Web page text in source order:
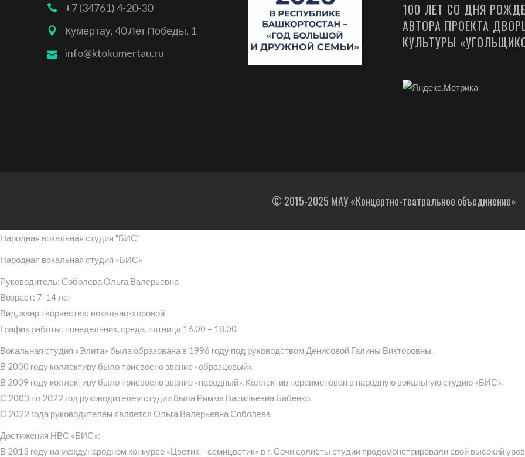
+7 (34761) 4-20-30
Кумертау, 40 Лет Победы, 1
info@ktokumertau.ru
100 ЛЕТ СО ДНЯ
АВТОРА ПРОЕКТА
КУЛЬТУРЫ
© 2015-2025 МАУ «Концертно-театральное объединение»
Народная вокальная студия "БИС"
Народная вокальная студия «БИС»
Руководитель: Соболева Ольга Валерьевна
Возраст: 7-14 лет
Вид, жанр творчества: вокально-хоровой
График работы: понедельник, среда, пятница 16.00 – 18.00
Вокальная студия «Элита» была образована в 1996 году под руководством Денисовой Галины Викторовны.
В 2000 году коллективу было присвоено звание «образцовый».
В 2009 году коллективу было присвоено звание «народный». Коллектив переименован в народную вокальную студию «БИС».
С 2003 по 2022 год руководителем студии была Римма Васильевна Бабенко.
С 2022 года руководителем является Ольга Валерьевна Соболева
Достижения НВС «БИС»:
В 2013 году на международном конкурсе «Цветик – семицветик» в г. Сочи солисты студии продемонстрировали свой высокий